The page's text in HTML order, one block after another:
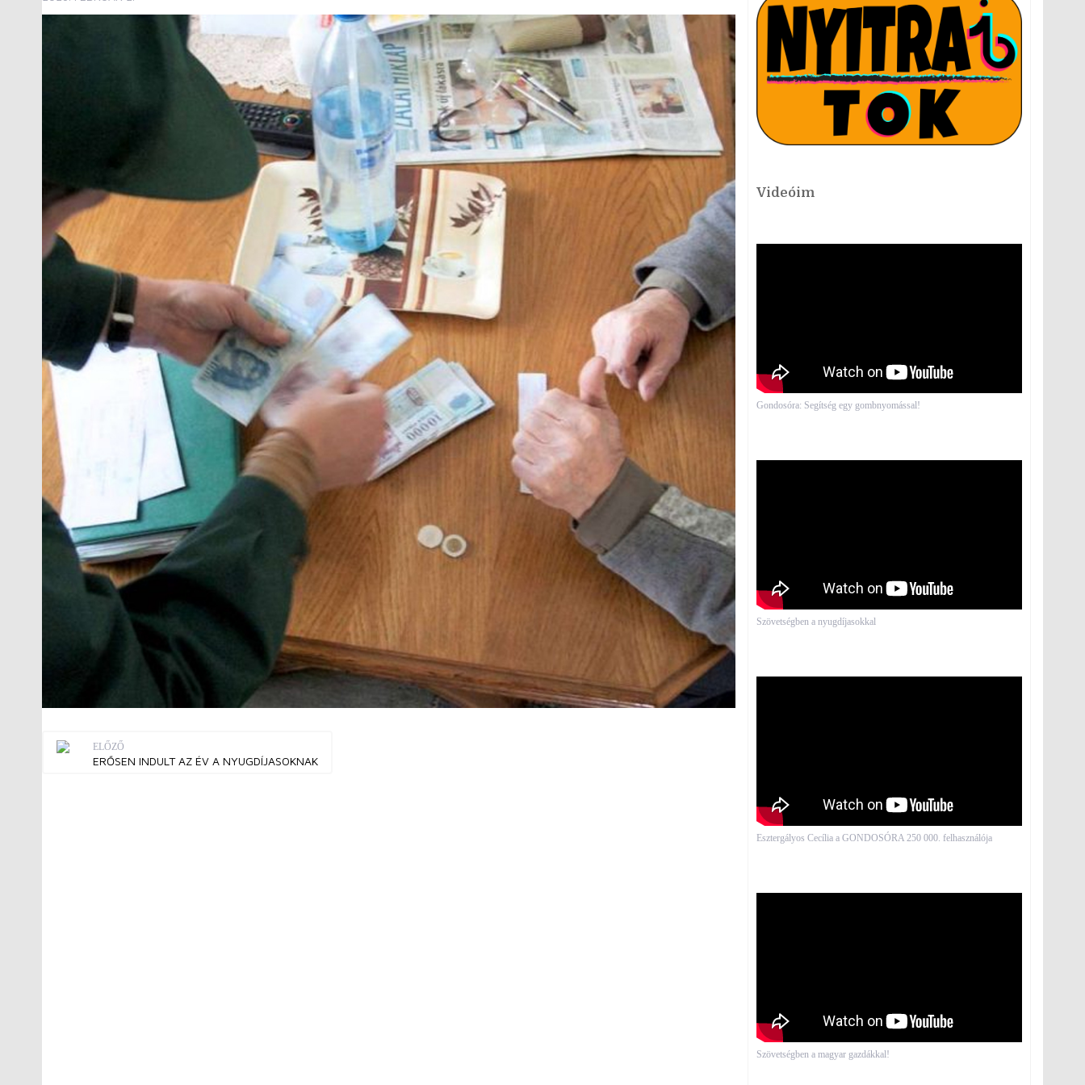
ELŐZŐ
ERŐSEN INDULT AZ ÉV A NYUGDÍJASOKNAK
Videóim
Gondosóra: Segítség egy gombnyomással!
Szövetségben a nyugdíjasokkal
Esztergályos Cecília a GONDOSÓRA 250 000. felhasználója
Szövetségben a magyar gazdákkal!